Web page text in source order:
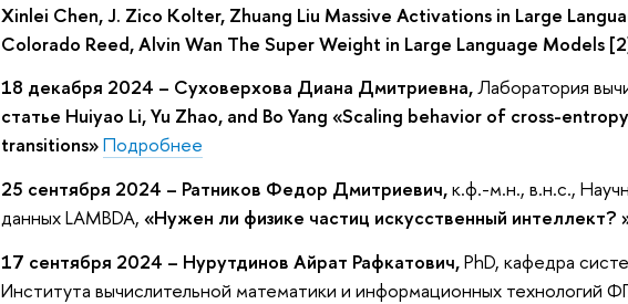
Xinlei Chen, J. Zico Kolter, Zhuang Liu Massive Activations in Large
Colorado Reed, Alvin Wan The Super Weight in Large Language Models
18 декабря 2024 – Суховерхова Диана Дмитриевна,Лаборатория
статье Huiyao Li, Yu Zhao, and Bo Yang «Scaling behavior of cross-
transitions»Подробнее
25 сентября 2024 – Ратников Федор Дмитриевич,к.ф.-м.н., в.н.с.,
данных LAMBDA, «Нужен ли физике частиц искусственный интеллект?
17 сентября 2024 – Нурутдинов Айрат Рафкатович,PhD, кафедра
Института вычислительной математики и информационных технологий